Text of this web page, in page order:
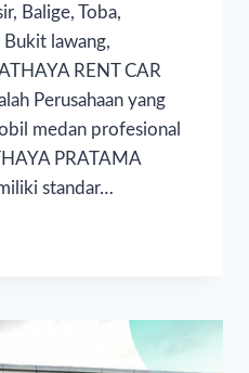
Balige, Toba,
Bukit lawang,
RENT CAR
Perusahaan yang
medan profesional
PRATAMA
standar…